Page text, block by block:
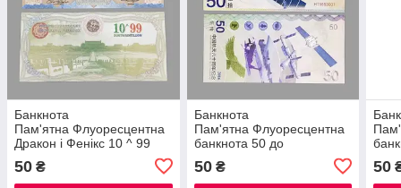
Банкнота
Пам'ятна Флуоресцентна
Дракон і Фенікс 10 ^ 99
50 ₴
Банкнота
Пам'ятна Флуоресцентна
банкнота 50 до
шістдесятиріччя польоту в
космос 2016 рік. UNC,
50₴ 50